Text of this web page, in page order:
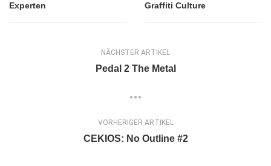
Experten
Graffiti Culture
NÄCHSTER ARTIKEL
Pedal 2 The Metal
VORHERIGER ARTIKEL
CEKIOS: No Outline #2